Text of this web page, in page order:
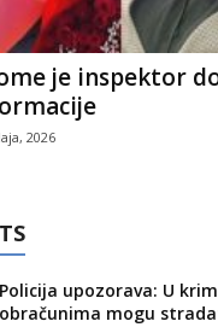
je inspektor
2026
Policija upozorava: U
obračunima mogu